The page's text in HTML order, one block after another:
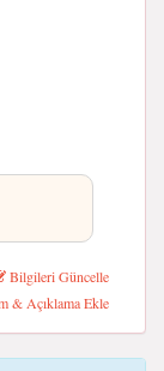
Bilgileri Güncelle
& Açıklama Ekle